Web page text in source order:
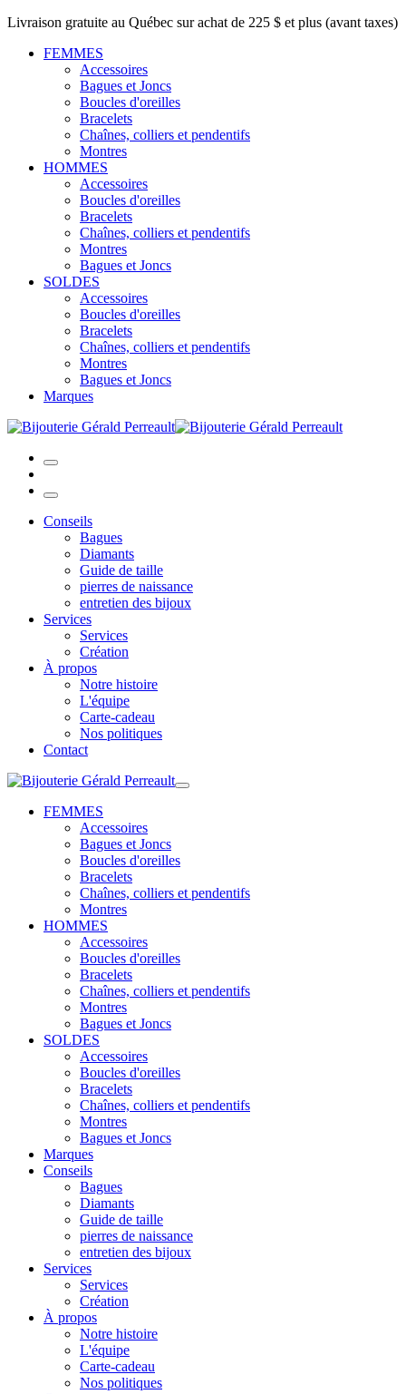
Livraison gratuite au Québec sur achat de 225 $ et plus (avant taxes)
FEMMES
Accessoires
Bagues et Joncs
Boucles d'oreilles
Bracelets
Chaînes, colliers et pendentifs
Montres
HOMMES
Accessoires
Boucles d'oreilles
Bracelets
Chaînes, colliers et pendentifs
Montres
Bagues et Joncs
SOLDES
Accessoires
Boucles d'oreilles
Bracelets
Chaînes, colliers et pendentifs
Montres
Bagues et Joncs
Marques
Conseils
Bagues
Diamants
Guide de taille
pierres de naissance
entretien des bijoux
Services
Services
Création
À propos
Notre histoire
L'équipe
Carte-cadeau
Nos politiques
Contact
FEMMES
Accessoires
Bagues et Joncs
Boucles d'oreilles
Bracelets
Chaînes, colliers et pendentifs
Montres
HOMMES
Accessoires
Boucles d'oreilles
Bracelets
Chaînes, colliers et pendentifs
Montres
Bagues et Joncs
SOLDES
Accessoires
Boucles d'oreilles
Bracelets
Chaînes, colliers et pendentifs
Montres
Bagues et Joncs
Marques
Conseils
Bagues
Diamants
Guide de taille
pierres de naissance
entretien des bijoux
Services
Services
Création
À propos
Notre histoire
L'équipe
Carte-cadeau
Nos politiques